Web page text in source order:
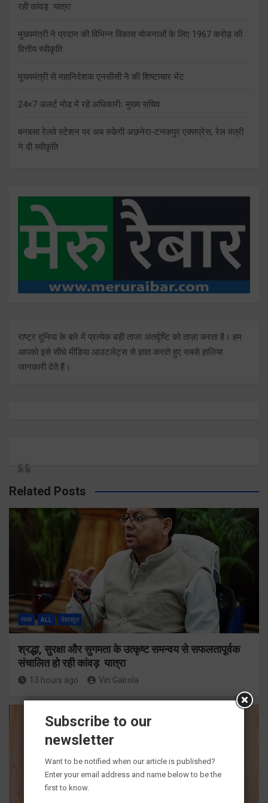
रही कांवड़ यात्रा
मुख्यमंत्री ने प्रदान की विभिन्न विकास योजनाओं के लिए 1967 करोड़ की
वित्तीय स्वीकृति
मुख्यमंत्री से महानिदेशक एनसीसी ने की शिष्टाचार भेंट
24×7 अलर्ट मोड में रहें अधिकारीः मुख्य सचिव
बनबसा रेलवे स्टेशन पर अब रुकेगी अछनेरा-टनकपुर एक्सप्रेस, रेल मंत्री
ने दी स्वीकृति
राष्ट्र दुनिया के बारे में प्रत्येक बड़ी ताजा अंतर्दृष्टि को ताज़ा करता है। हम
आपको इसे सीधे मीडिया आउटलेट्स से ज्ञात कराते हुए सबसे हालिया
जानकारी देते हैं।
Related Posts
राज्य ALL देहरादून
श्रद्धा, सुरक्षा और सुगमता के उत्कृष्ट समन्वय से सफलतापूर्वक
संचालित हो रही कांवड़ यात्रा
13 hours ago Viri Gairola
Subscribe to our
newsletter
Want to be notified when our article is published?
Enter your email address and name below to be the
first to know.